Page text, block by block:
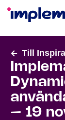
Till
– 19